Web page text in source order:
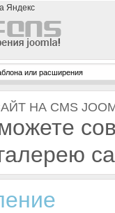
Яндекс
НА CMS